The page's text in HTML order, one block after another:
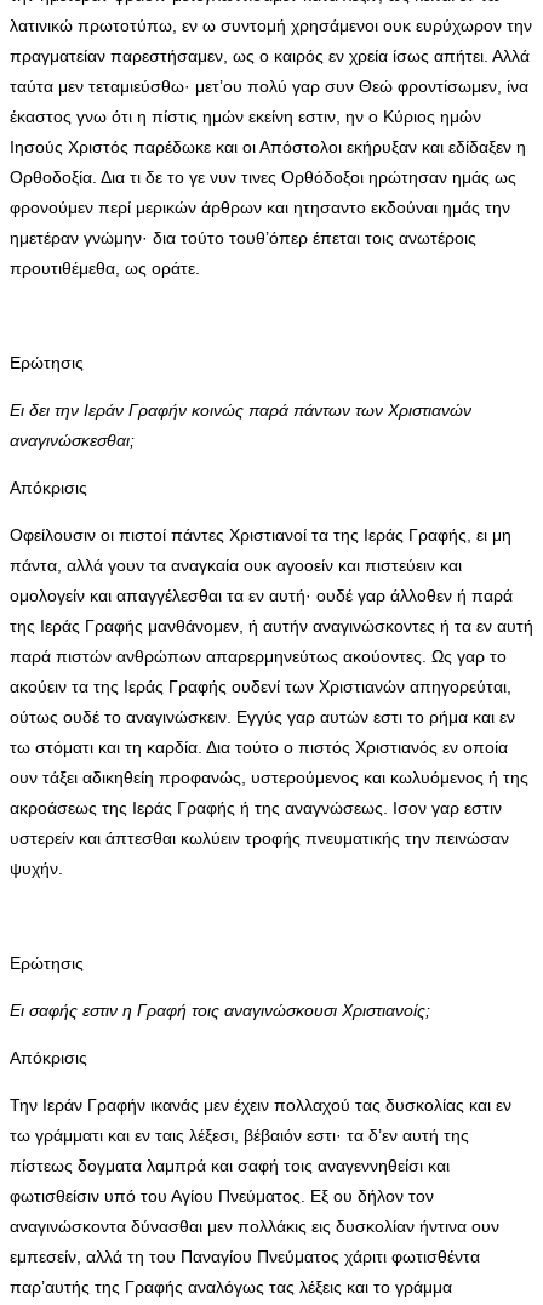
λατινικώ πρωτοτύπω, εν ω συντομή χρησάμενοι ουκ ευρύχωρον την
πραγματείαν παρεστήσαμεν, ως ο καιρός εν χρεία ίσως απήτει. Αλλά
ταύτα μεν τεταμιεύσθω· μετ’ου πολύ γαρ συν Θεώ φροντίσωμεν, ίνα
έκαστος γνω ότι η πίστις ημών εκείνη εστιν, ην ο Κύριος ημών
Ιησούς Χριστός παρέδωκε και οι Απόστολοι εκήρυξαν και εδίδαξεν η
Ορθοδοξία. Δια τι δε το γε νυν τινες Ορθόδοξοι ηρώτησαν ημάς ως
φρονούμεν περί μερικών άρθρων και ητησαντο εκδούναι ημάς την
ημετέραν γνώμην· δια τούτο τουθ’όπερ έπεται τοις ανωτέροις
προυτιθέμεθα, ως οράτε.
Ερώτησις
Ει δει την Ιεράν Γραφήν κοινώς παρά πάντων των Χριστιανών
αναγινώσκεσθαι;
Απόκρισις
Οφείλουσιν οι πιστοί πάντες Χριστιανοί τα της Ιεράς Γραφής, ει μη
πάντα, αλλά γουν τα αναγκαία ουκ αγοοείν και πιστεύειν και
ομολογείν και απαγγέλεσθαι τα εν αυτή· ουδέ γαρ άλλοθεν ή παρά
της Ιεράς Γραφής μανθάνομεν, ή αυτήν αναγινώσκοντες ή τα εν αυτή
παρά πιστών ανθρώπων απαρερμηνεύτως ακούοντες. Ως γαρ το
ακούειν τα της Ιεράς Γραφής ουδενί των Χριστιανών απηγορεύται,
ούτως ουδέ το αναγινώσκειν. Εγγύς γαρ αυτών εστι το ρήμα και εν
τω στόματι και τη καρδία. Δια τούτο ο πιστός Χριστιανός εν οποία
ουν τάξει αδικηθείη προφανώς, υστερούμενος και κωλυόμενος ή της
ακροάσεως της Ιεράς Γραφής ή της αναγνώσεως. Ισον γαρ εστιν
υστερείν και άπτεσθαι κωλύειν τροφής πνευματικής την πεινώσαν
ψυχήν.
Ερώτησις
Ει σαφής εστιν η Γραφή τοις αναγινώσκουσι Χριστιανοίς;
Απόκρισις
Την Ιεράν Γραφήν ικανάς μεν έχειν πολλαχού τας δυσκολίας και εν
τω γράμματι και εν ταις λέξεσι, βέβαιόν εστι· τα δ’εν αυτή της
πίστεως δογματα λαμπρά και σαφή τοις αναγεννηθείσι και
φωτισθείσιν υπό του Αγίου Πνεύματος. Εξ ου δήλον τον
αναγινώσκοντα δύνασθαι μεν πολλάκις εις δυσκολίαν ήντινα ουν
εμπεσείν, αλλά τη του Παναγίου Πνεύματος χάριτι φωτισθέντα
παρ’αυτής της Γραφής αναλόγως τας λέξεις και το γράμμα